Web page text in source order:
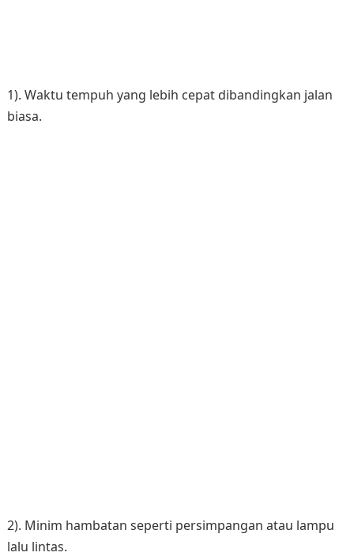
1). Waktu tempuh yang lebih cepat dibandingkan jalan
biasa.
2). Minim hambatan seperti persimpangan atau lampu
lalu lintas.